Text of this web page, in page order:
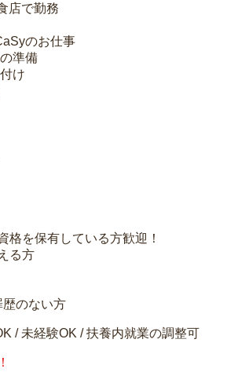
店で勤務
のお仕事
準備
け
格を保有している方歓迎！
る方
のない方
/ 未経験OK / 扶養内就業の調整可